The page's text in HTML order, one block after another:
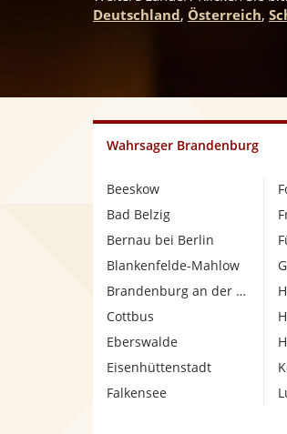
Deutschland, Österreich,
Wahrsager Brandenburg
Beeskow
Bad Belzig
Bernau bei Berlin
Blankenfelde-Mahlow
Brandenburg an der Havel
Cottbus
Eberswalde
Eisenhüttenstadt
Falkensee